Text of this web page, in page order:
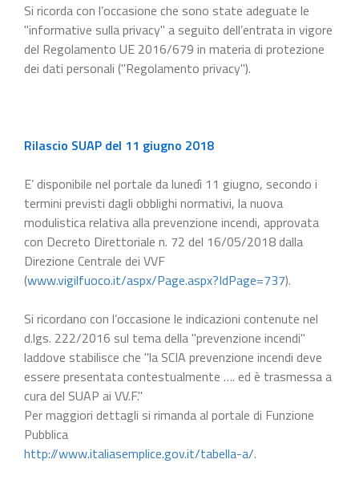
Si ricorda con l’occasione che sono state adeguate le
"informative sulla privacy" a seguito dell’entrata in vigore
del Regolamento UE 2016/679 in materia di protezione
dei dati personali ("Regolamento privacy").
Rilascio SUAP del 11 giugno 2018
E’ disponibile nel portale da lunedì 11 giugno, secondo i
termini previsti dagli obblighi normativi, la nuova
modulistica relativa alla prevenzione incendi, approvata
con Decreto Direttoriale n. 72 del 16/05/2018 dalla
Direzione Centrale dei VVF
(www.vigilfuoco.it/aspx/Page.aspx?IdPage=737).
Si ricordano con l’occasione le indicazioni contenute nel
d.lgs. 222/2016 sul tema della "prevenzione incendi"
laddove stabilisce che "la SCIA prevenzione incendi deve
essere presentata contestualmente …. ed è trasmessa a
cura del SUAP ai VV.F."
Per maggiori dettagli si rimanda al portale di Funzione
Pubblica
http://www.italiasemplice.gov.it/tabella-a/.